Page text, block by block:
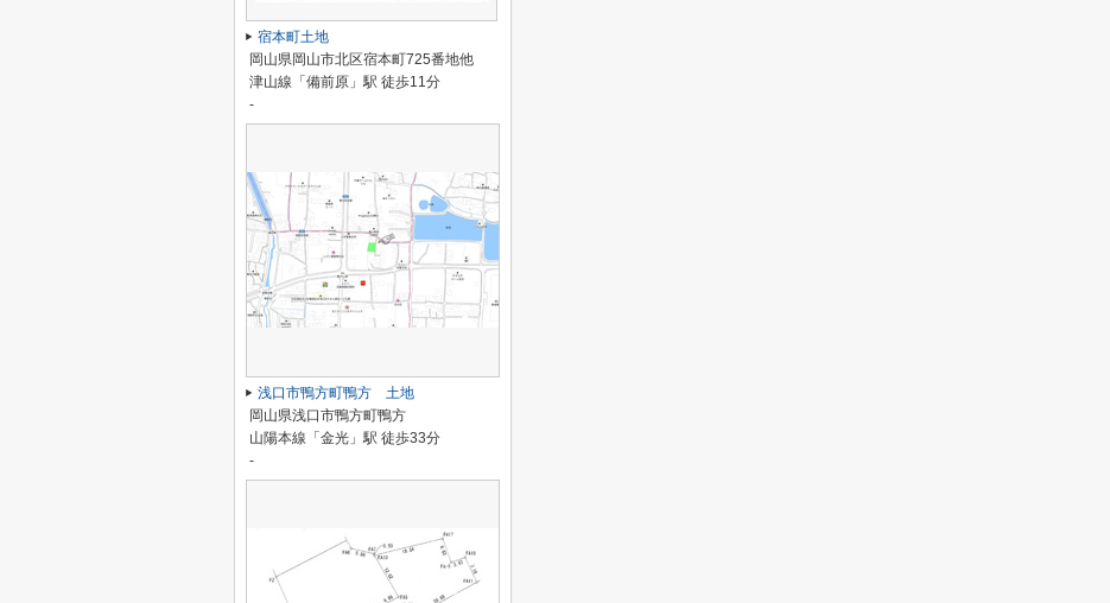
宿本町土地
岡山県岡山市北区宿本町725番地他
津山線「備前原」駅 徒歩11分
-
浅口市鴨方町鴨方 土地
岡山県浅口市鴨方町鴨方
山陽本線「金光」駅 徒歩33分
-